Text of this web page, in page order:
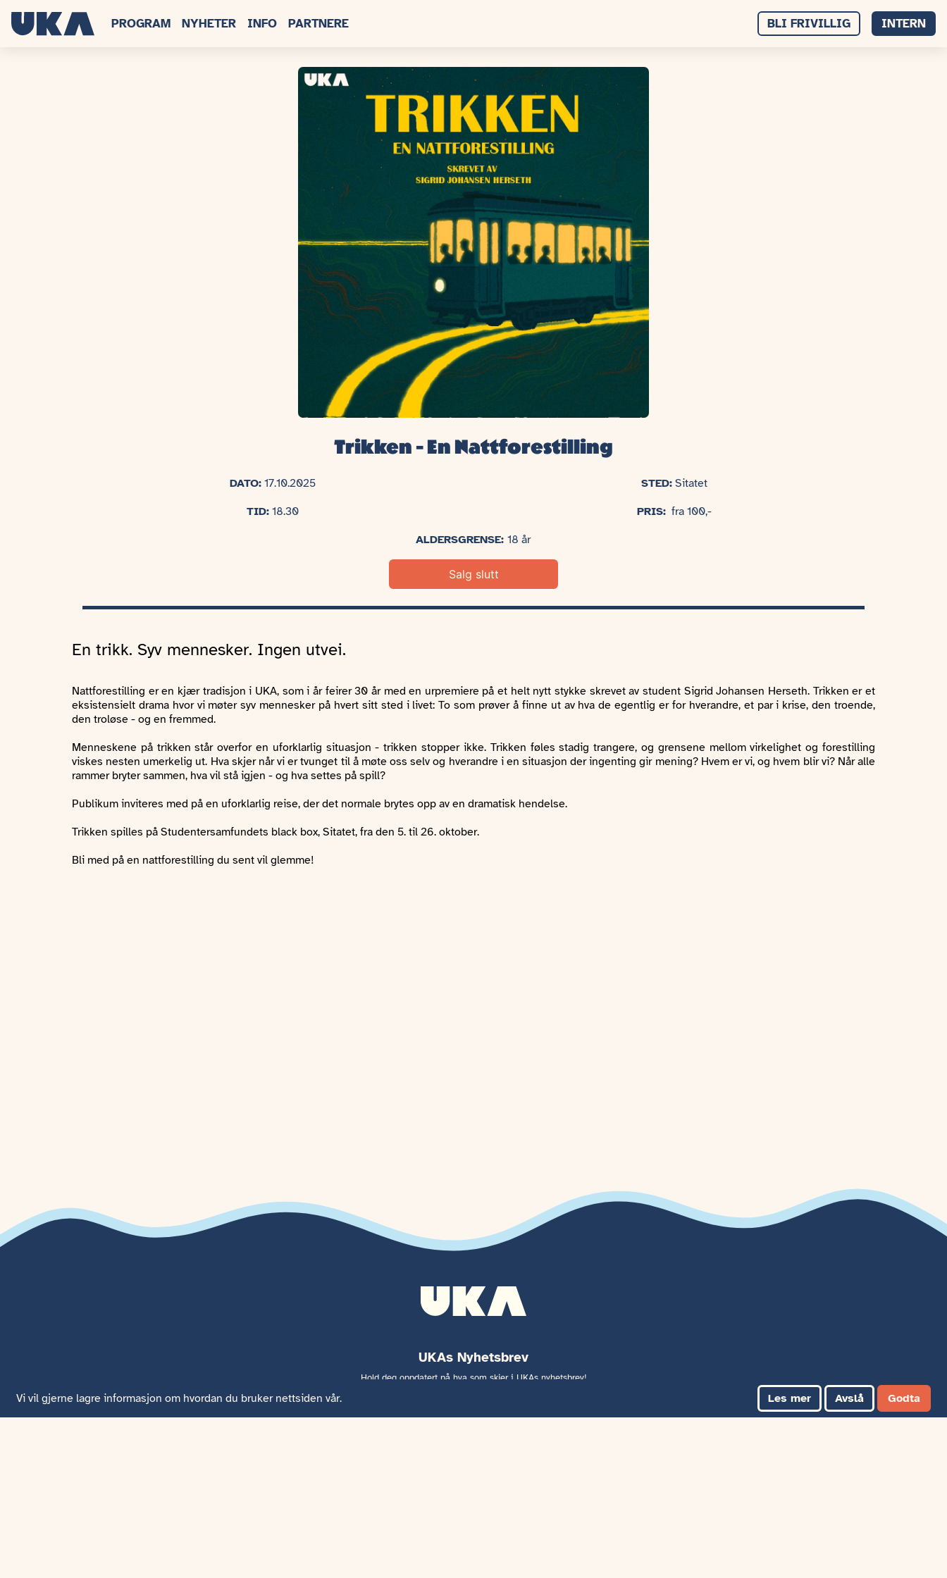
PROGRAM NYHETER INFO PARTNERE BLI FRIVILLIG INTERN
Trikken - En Nattforestilling
DATO: 17.10.2025
TID: 18.30
STED: Sitatet
PRIS: fra 100,-
ALDERSGRENSE:18 år
Salg slutt
En trikk. Syv mennesker. Ingen utvei.
Nattforestilling er en kjær tradisjon i UKA, som i år feirer 30 år med en urpremiere på et helt nytt stykke skrevet av student Sigrid Johansen Herseth. Trikken er et
eksistensielt drama hvor vi møter syv mennesker på hvert sitt sted i livet: To som prøver å finne ut av hva de egentlig er for hverandre, et par i krise, den troende,
den troløse - og en fremmed.
Menneskene på trikken står overfor en uforklarlig situasjon - trikken stopper ikke. Trikken føles stadig trangere, og grensene mellom virkelighet og forestilling
viskes nesten umerkelig ut. Hva skjer når vi er tvunget til å møte oss selv og hverandre i en situasjon der ingenting gir mening? Hvem er vi, og hvem blir vi? Når alle
rammer bryter sammen, hva vil stå igjen - og hva settes på spill?
Publikum inviteres med på en uforklarlig reise, der det normale brytes opp av en dramatisk hendelse.
Trikken spilles på Studentersamfundets black box, Sitatet, fra den 5. til 26. oktober.
Bli med på en nattforestilling du sent vil glemme!
UKAs Nyhetsbrev
Hold deg oppdatert på hva som skjer i UKAs nyhetsbrev!
Vi vil gjerne lagre informasjon om hvordan du bruker nettsiden vår. Les mer Avslå Godta